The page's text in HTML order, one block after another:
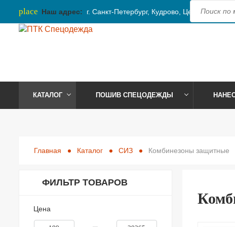
place Наш адрес: г. Санкт-Петербург, Кудрово, Центральная,
КАТАЛОГ ПОШИВ СПЕЦОДЕЖДЫ
Главная Каталог СИЗ Комбинезоны защитные
ФИЛЬТР ТОВАРОВ
Цена